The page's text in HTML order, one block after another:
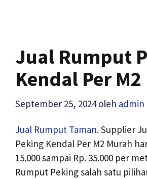
Jual Rumput
Kendal Per
September 25, 2024 oleh admin
Jual Rumput Taman.Supplier
Peking Kendal Per M2 Murah
15.000 sampai Rp. 35.000 per
Rumput Peking salah satu